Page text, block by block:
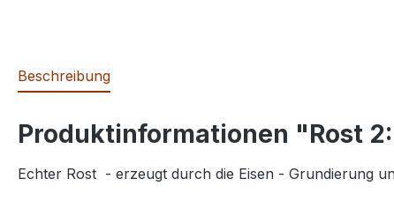
Beschreibung
Produktinformationen "Rost
Echter Rost - erzeugt durch die Eisen - Grundierung